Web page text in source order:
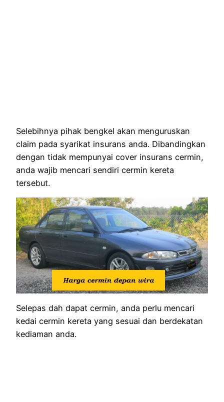
Selebihnya pihak bengkel akan menguruskan
claim pada syarikat insurans anda. Dibandingkan
dengan tidak mempunyai cover insurans cermin,
anda wajib mencari sendiri cermin kereta
tersebut.
Selepas dah dapat cermin, anda perlu mencari
kedai cermin kereta yang sesuai dan berdekatan
kediaman anda.